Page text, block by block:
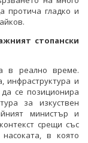
протича гладко и
стопански
в реално време.
инфраструктура и
се позиционира
за изкуствен
министър и
срещи със
насоката, в която